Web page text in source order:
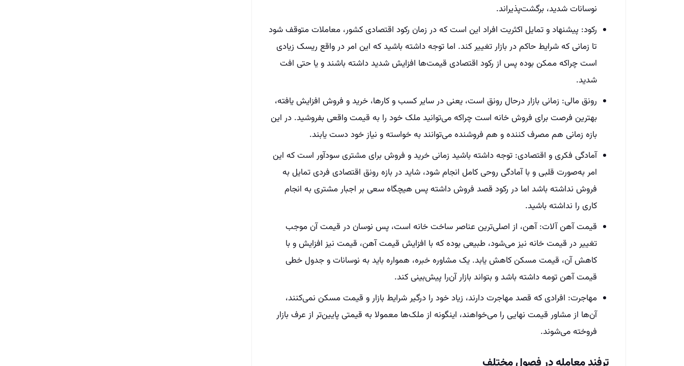
نوسانات شدید، برگشت‌پذیر‌اند.
رکود: پیشنهاد و تمایل اکثریت افراد این است که در زمان رکود اقتصادی کشور، معاملات متوقف شود
تا زمانی که شرایط حاکم در بازار تغییر کند. اما توجه داشته باشید که این امر در واقع ریسک زیادی
است چراکه ممکن بوده پس از رکود اقتصادی قیمت‌ها افزایش شدید داشته باشند و یا حتی افت
شدید.
رونق مالی: زمانی بازار درحال رونق است، یعنی در سایر کسب و کار‌ها، خرید و فروش افزایش یافته،
بهترین فرصت برای فروش خانه است چراکه می‌توانید ملک خود را به قیمت واقعی بفروشید. در این
بازه زمانی هم مصرف کننده و هم فروشنده می‌توانند به خواسته و نیاز خود دست یابند.
آمادگی فکری و اقتصادی: توجه داشته باشید زمانی خرید و فروش برای مشتری سودآور است که این
امر به‌صورت قلبی و با آمادگی روحی کامل انجام شود، شاید در بازه رونق اقتصادی فردی تمایل به
فروش نداشته باشد اما در رکود قصد فروش داشته پس هیچگاه سعی بر اجبار مشتری به انجام
کاری را نداشته باشید.
قیمت آهن آلات: آهن، از اصلی‌ترین عناصر ساخت خانه است، پس نوسان در قیمت آن موجب
تغییر در قیمت خانه نیز می‌شود، طبیعی بوده که با افزایش قیمت آهن، قیمت نیز افزایش و با
کاهش آن، قیمت مسکن کاهش یابد. یک مشاوره خبره، همواره باید به نوسانات و جدول خطی
قیمت آهن تومه داشته باشد و بتواند بازار آن‌را پیش‌بینی کند.
مهاجرت: افرادی که قصد مهاجرت دارند، زیاد خود را درگیر شرایط بازار و قیمت مسکن نمی‌کنند،
آن‌ها از مشاور قیمت نهایی را می‌خواهند‌، اینگونه از ملک‌ها معمولا به قیمتی پایین‌تر از عرف بازار
فروخته می‌شوند.